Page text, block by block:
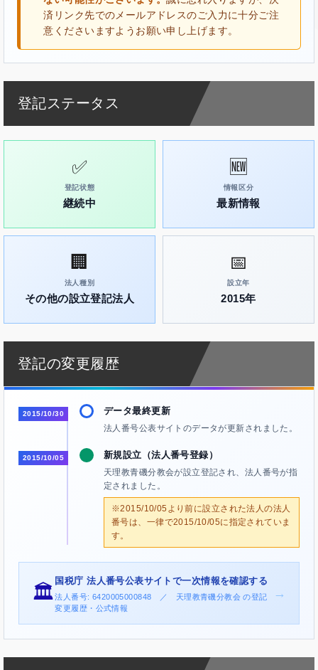
済リンク先でのメールアドレスのご入力に十分ご注
意くださいますようお願い申し上げます。
登記ステータス
✅
登記状態
継続中
🆕
情報区分
最新情報
🏢
法人種別
その他の設立登記法人
📅
設立年
2015年
登記の変更履歴
2015/10/30 データ最終更新
法人番号公表サイトのデータが更新されました。
2015/10/05 新規設立（法人番号登録）
天理教青磯分教会が設立登記され、法人番号が指
定されました。
※2015/10/05より前に設立された法人の法人
番号は、一律で2015/10/05に指定されていま
す。
🏛️
国税庁 法人番号公表サイトで一次情報を確認する
法人番号: 6420005000848 ／ 天理教青磯分教会 の登記
変更履歴・公式情報
→